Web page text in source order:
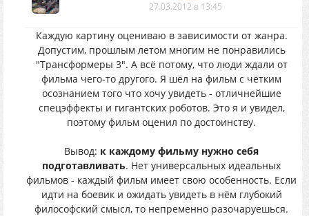
27.03.2012 в 13:45
Каждую картину оцениваю в зависимости от жанра.
Допустим, прошлым летом многим не понравились
"Трансформеры 3". А всё потому, что люди ждали от
фильма чего-то другого. Я шёл на фильм с чётким
осознанием того что хочу увидеть - отличнейшие
спецэффекты и гигантских роботов. Это я и увидел,
поэтому фильм оценил по достоинству.
Вывод: к каждому фильму нужно себя
подготавливать. Нет универсальных идеальных
фильмов - каждый фильм имеет свою особенность. Если
идти на боевик и ожидать увидеть в нём глубокий
философский смысл, то непременно разочаруешься.